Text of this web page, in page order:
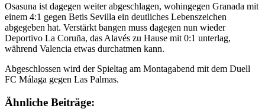
Osasuna ist dagegen weiter abgeschlagen, wohingegen Granada mit
einem 4:1 gegen Betis Sevilla ein deutliches Lebenszeichen
abgegeben hat. Verstärkt bangen muss dagegen nun wieder
Deportivo La Coruña, das Alavés zu Hause mit 0:1 unterlag,
während Valencia etwas durchatmen kann.
Abgeschlossen wird der Spieltag am Montagabend mit dem Duell
FC Málaga gegen Las Palmas.
Ähnliche Beiträge: